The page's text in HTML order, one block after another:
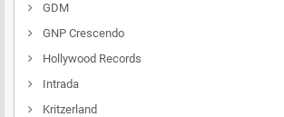
GDM
GNP Crescendo
Hollywood Records
Intrada
Kritzerland